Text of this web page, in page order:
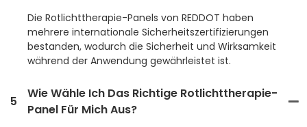
Die Rotlichttherapie-Panels von REDDOT haben
mehrere internationale Sicherheitszertifizierungen
bestanden, wodurch die Sicherheit und Wirksamkeit
während der Anwendung gewährleistet ist.
5
Wie Wähle Ich Das Richtige Rotlichttherapie-
Panel Für Mich Aus?